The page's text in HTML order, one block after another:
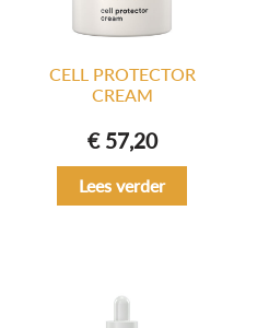
CELL PROTECTOR
CREAM
€57,20
Lees verder